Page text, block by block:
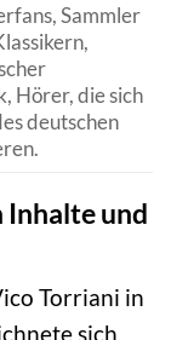
Sammler
Hörer, die sich
deutschen
Inhalte und
Torriani in
sich